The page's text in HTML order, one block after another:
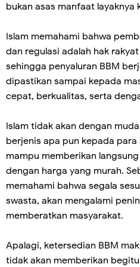
bukan asas manfaat layaknya
Islam memahami bahwa
dan regulasi adalah hak
sehingga penyaluran BBM
dipastikan sampai kepada
cepat, berkualitas, serta
Islam tidak akan dengan
berjenis apa pun kepada
mampu memberikan
dengan harga yang murah.
memahami bahwa segala
swasta, akan mengalami
memberatkan masyarakat.
Apalagi, ketersedian BBM
tidak akan memberikan